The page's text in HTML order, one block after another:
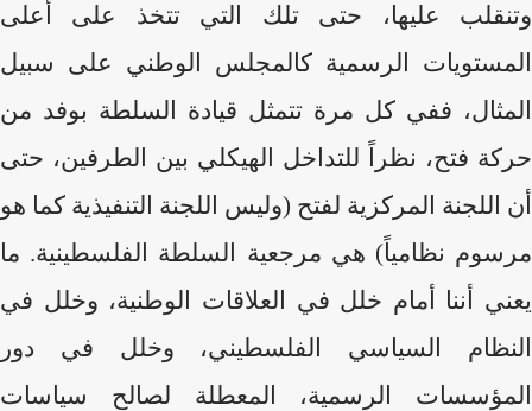
وتنقلب عليها، حتى تلك التي تتخذ على أعلى
المستويات الرسمية كالمجلس الوطني على سبيل
المثال، ففي كل مرة تتمثل قيادة السلطة بوفد من
حركة فتح، نظراً للتداخل الهيكلي بين الطرفين، حتى
أن اللجنة المركزية لفتح (وليس اللجنة التنفيذية كما هو
مرسوم نظامياً) هي مرجعية السلطة الفلسطينية. ما
يعني أننا أمام خلل في العلاقات الوطنية، وخلل في
النظام السياسي الفلسطيني، وخلل في دور
المؤسسات الرسمية، المعطلة لصالح سياسات